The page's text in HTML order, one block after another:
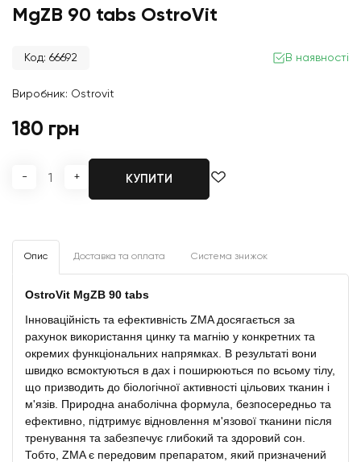
MgZB 90 tabs OstroVit
Код: 66692 В наявності
Виробник: Ostrovit
180 грн
- + КУПИТИ
Опис Доставка та оплата Система знижок
OstroVit MgZB 90 tabs
Інноваційність та ефективність ZMA досягається за
рахунок використання цинку та магнію у конкретних та
окремих функціональних напрямках. В результаті вони
швидко всмоктуються в дах і поширюються по всьому тілу,
що призводить до біологічної активності цільових тканин і
м'язів. Природна анаболічна формула, безпосередньо та
ефективно, підтримує відновлення м'язової тканини після
тренування та забезпечує глибокий та здоровий сон.
Тобто, ZMA є передовим препаратом, який призначений